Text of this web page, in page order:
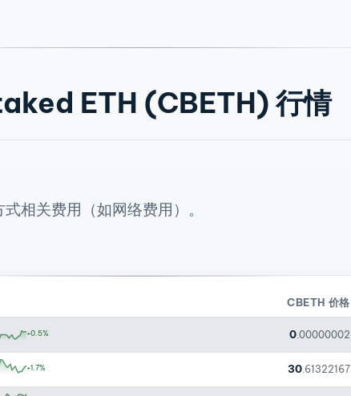
ETH (CBETH) 行情
相关费用（如网络费用）。
CBETH 价格
+0.5% 0.00000002
+1.7% 30.61322167